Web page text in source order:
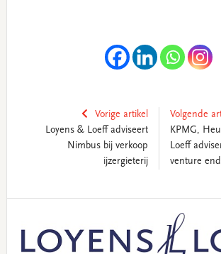
Vorige artikel
Loyens & Loeff adviseert
Nimbus bij verkoop
ijzergieterij
Volgende
KPMG,
Loeff
venture
Sidebar